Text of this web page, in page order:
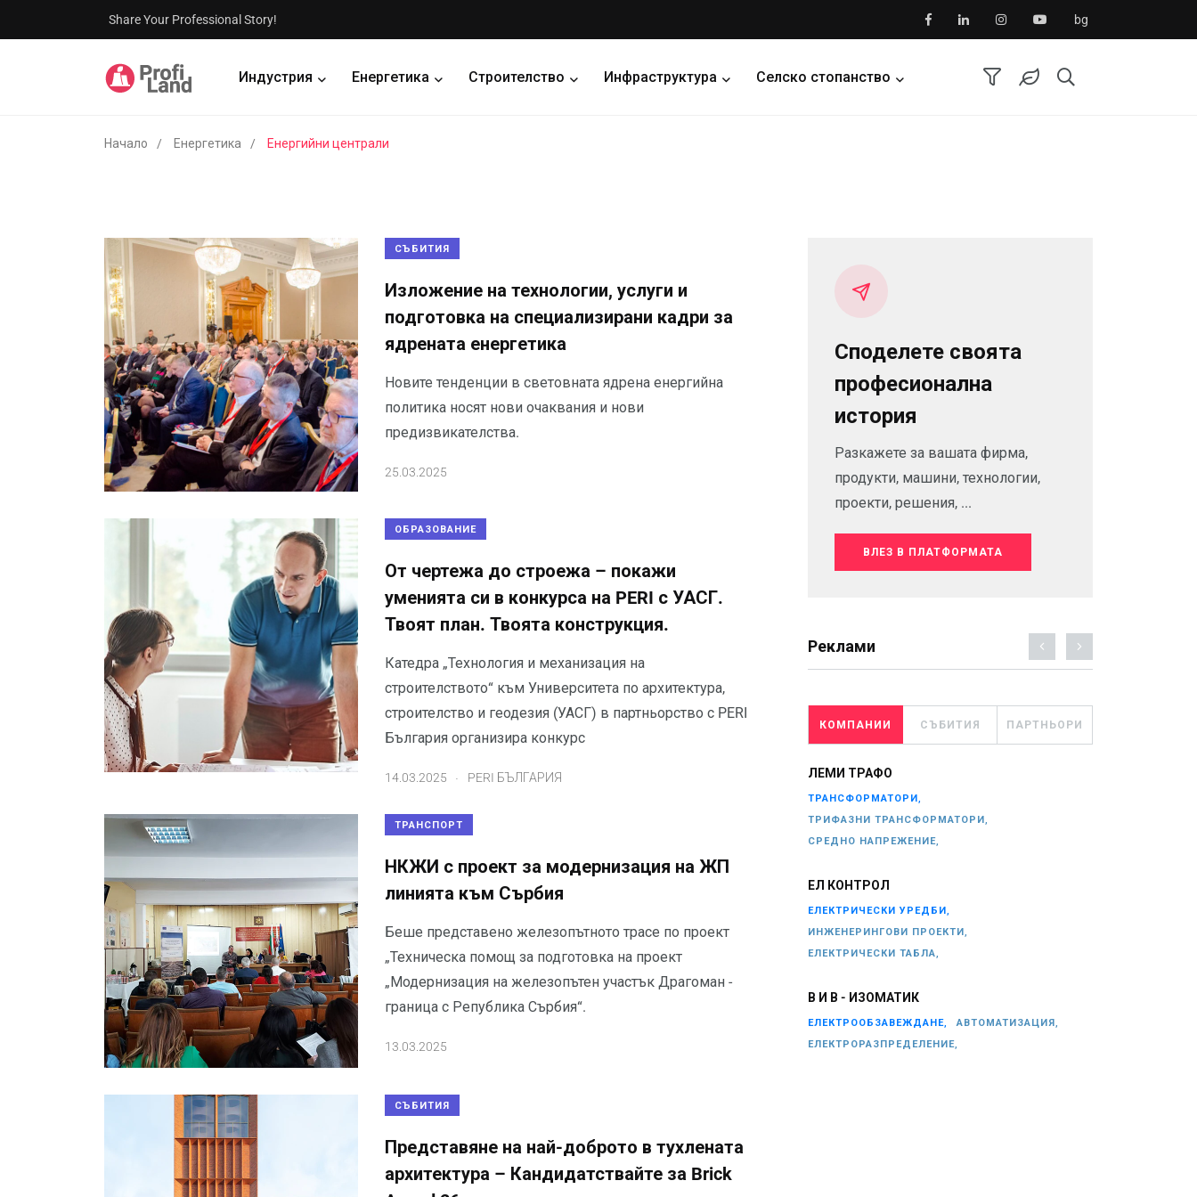
Share Your Professional Story! bg
Индустрия Енергетика Строителство Инфраструктура Селско стопанство
Начало Енергетика Енергийни централи
СЪБИТИЯ
Изложение на технологии, услуги и
подготовка на специализирани кадри за
ядрената енергетика
Новите тенденции в световната ядрена енергийна
политика носят нови очаквания и нови
предизвикателства.
25.03.2025
ОБРАЗОВАНИЕ
От чертежа до строежа – покажи
уменията си в конкурса на PERI с УАСГ.
Твоят план. Твоята конструкция.
Катедра „Технология и механизация на
строителството“ към Университета по архитектура,
строителство и геодезия (УАСГ) в партньорство с PERI
България организира конкурс
14.03.2025 PERI БЪЛГАРИЯ
ТРАНСПОРТ
НКЖИ с проект за модернизация на ЖП
линията към Сърбия
Беше представено железопътното трасе по проект
„Техническа помощ за подготовка на проект
„Модернизация на железопътен участък Драгоман -
граница с Република Сърбия“.
13.03.2025
СЪБИТИЯ
Представяне на най-доброто в тухлената
архитектура – Кандидатствайте за Brick
Споделете своята
професионална
история
Разкажете за вашата фирма,
продукти, машини, технологии,
проекти, решения, ...
ВЛЕЗ В ПЛАТФОРМАТА
Реклами
КОМПАНИИ СЪБИТИЯ ПАРТНЬОРИ
ЛЕМИ ТРАФО
ТРАНСФОРМАТОРИ,
ТРИФАЗНИ ТРАНСФОРМАТОРИ,
СРЕДНО НАПРЕЖЕНИЕ,
ЕЛ КОНТРОЛ
ЕЛЕКТРИЧЕСКИ УРЕДБИ,
ИНЖЕНЕРИНГОВИ ПРОЕКТИ,
ЕЛЕКТРИЧЕСКИ ТАБЛА,
В И В - ИЗОМАТИК
ЕЛЕКТРООБЗАВЕЖДАНЕ,
АВТОМАТИЗАЦИЯ,
ЕЛЕКТРОРАЗПРЕДЕЛЕНИЕ,